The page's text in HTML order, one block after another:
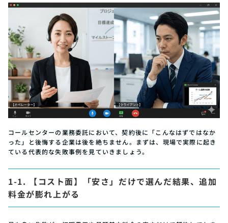
コールセンターの業務委託において、契約後に「こんなはずではなか
った」と後悔する企業は後を絶ちません。まずは、現場で実際に起き
ている代表的な失敗事例を見ていきましょう。
1-1. 【コスト面】「安さ」だけで選んだ結果、追加
料金が膨れ上がる